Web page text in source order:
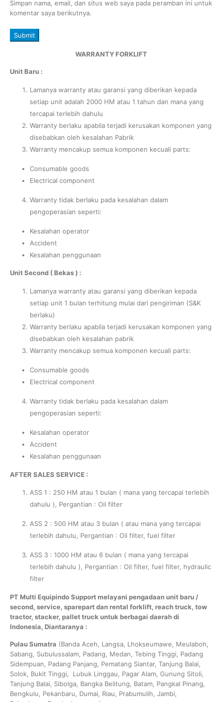
Simpan nama, email, dan situs web saya pada peramban ini untuk
komentar saya berikutnya.
WARRANTY FORKLIFT
Unit Baru :
Lamanya warranty atau garansi yang diberikan kepada
setiap unit adalah 2000 HM atau 1 tahun dan mana yang
tercapai terlebih dahulu
Warranty berlaku apabila terjadi kerusakan komponen yang
disebabkan oleh kesalahan Pabrik
Warranty mencakup semua komponen kecuali parts:
Consumable goods
Electrical component
Warranty tidak berlaku pada kesalahan dalam
pengoperasian seperti:
Kesalahan operator
Accident
Kesalahan penggunaan
Unit Second ( Bekas ) :
Lamanya warranty atau garansi yang diberikan kepada
setiap unit 1 bulan terhitung mulai dari pengiriman (S&K
berlaku)
Warranty berlaku apabila terjadi kerusakan komponen yang
disebabkan oleh kesalahan pabrik
Warranty mencakup semua komponen kecuali parts:
Consumable goods
Electrical component
Warranty tidak berlaku pada kesalahan dalam
pengoperasian seperti:
Kesalahan operator
Accident
Kesalahan penggunaan
AFTER SALES SERVICE :
ASS 1 : 250 HM atau 1 bulan ( mana yang tercapai terlebih
dahulu ), Pergantian : Oil filter
ASS 2 : 500 HM atau 3 bulan ( atau mana yang tercapai
terlebih dahulu, Pergantian : Oil filter, fuel filter
ASS 3 : 1000 HM atau 6 bulan ( mana yang tercapai
terlebih dahulu ), Pergantian : Oil filter, fuel filter, hydraulic
filter
PT Multi Equipindo Support melayani pengadaan unit baru /
second, service, sparepart dan rental forklift, reach truck, tow
tractor, stacker, pallet truck untuk berbagai daerah di
Indonesia, Diantaranya :
Pulau Sumatra (Banda Aceh, Langsa, Lhokseumawe, Meulaboh,
Sabang, Subulussalam, Padang, Medan, Tebing Tinggi, Padang
Sidempuan, Padang Panjang, Pematang Siantar, Tanjung Balai,
Solok, Bukit Tinggi, Lubuk Linggau, Pagar Alam, Gunung Sitoli,
Tanjung Balai, Sibolga, Bangka Belitung, Batam, Pangkal Pinang,
Bengkulu, Pekanbaru, Dumai, Riau, Prabumulih, Jambi,